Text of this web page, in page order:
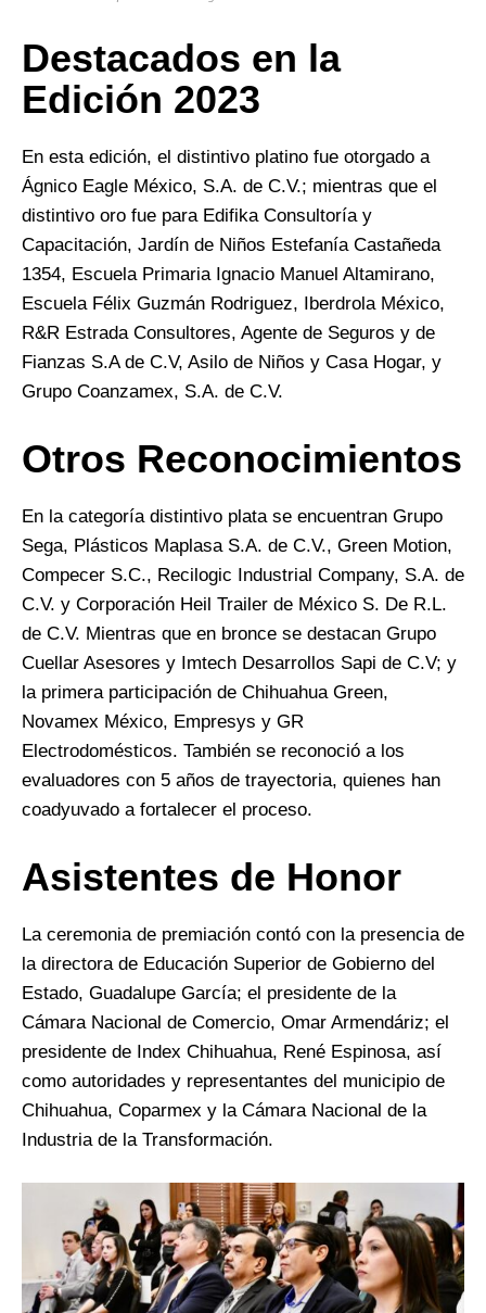
Destacados en la
Edición 2023
En esta edición, el distintivo platino fue otorgado a
Ágnico Eagle México, S.A. de C.V.; mientras que el
distintivo oro fue para Edifika Consultoría y
Capacitación, Jardín de Niños Estefanía Castañeda
1354, Escuela Primaria Ignacio Manuel Altamirano,
Escuela Félix Guzmán Rodriguez, Iberdrola México,
R&R Estrada Consultores, Agente de Seguros y de
Fianzas S.A de C.V, Asilo de Niños y Casa Hogar, y
Grupo Coanzamex, S.A. de C.V.
Otros Reconocimientos
En la categoría distintivo plata se encuentran Grupo
Sega, Plásticos Maplasa S.A. de C.V., Green Motion,
Compecer S.C., Recilogic Industrial Company, S.A. de
C.V. y Corporación Heil Trailer de México S. De R.L.
de C.V. Mientras que en bronce se destacan Grupo
Cuellar Asesores y Imtech Desarrollos Sapi de C.V; y
la primera participación de Chihuahua Green,
Novamex México, Empresys y GR
Electrodomésticos. También se reconoció a los
evaluadores con 5 años de trayectoria, quienes han
coadyuvado a fortalecer el proceso.
Asistentes de Honor
La ceremonia de premiación contó con la presencia de
la directora de Educación Superior de Gobierno del
Estado, Guadalupe García; el presidente de la
Cámara Nacional de Comercio, Omar Armendáriz; el
presidente de Index Chihuahua, René Espinosa, así
como autoridades y representantes del municipio de
Chihuahua, Coparmex y la Cámara Nacional de la
Industria de la Transformación.